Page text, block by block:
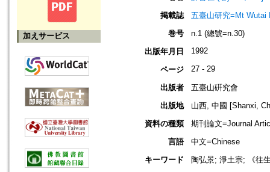
加えサービス
掲載誌
五臺山研究=Mt Wutai
巻号
n.1 (總號=n.30)
出版年月日
1992
ページ 27 - 29
出版者
五臺山硏究會
出版地
山西, 中國 [Shanxi,
資料の種類
期刊論文=Journal
言語
中文=Chinese
キーワード
陶弘景; 淨土宗; 《往